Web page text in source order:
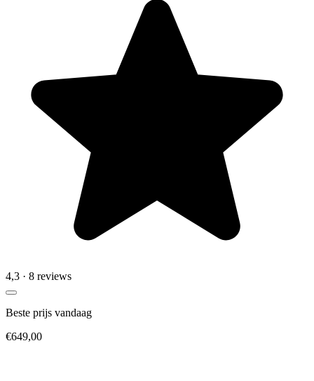
4,3 · 8 reviews
Beste prijs vandaag
€649,00